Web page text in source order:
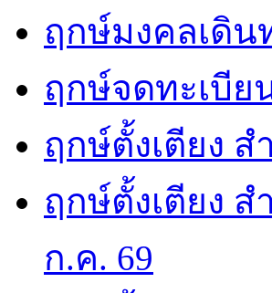
ฤกษ์มงคลเดิน
ฤกษ์จดทะเบีย
ฤกษ์ตั้งเตียง ส
ฤกษ์ตั้งเตียง
ก.ค. 69